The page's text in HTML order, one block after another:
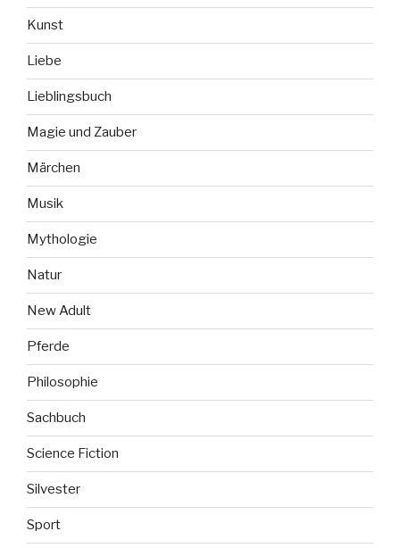
Kunst
Liebe
Lieblingsbuch
Magie und Zauber
Märchen
Musik
Mythologie
Natur
New Adult
Pferde
Philosophie
Sachbuch
Science Fiction
Silvester
Sport